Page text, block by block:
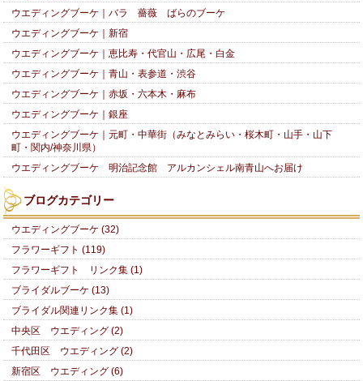
ウエディングブーケ｜バラ 薔薇 ばらのブーケ
ウエディングブーケ｜新宿
ウエディングブーケ｜恵比寿・代官山・広尾・白金
ウエディングブーケ｜青山・表参道・渋谷
ウエディングブーケ｜赤坂・六本木・麻布
ウエディングブーケ｜銀座
ウエディングブーケ｜元町・中華街（みなとみらい・桜木町・山手・山下
町・関内/神奈川県）
ウエディングブーケ 明治記念館 アルカンシェル南青山へお届け
ブログカテゴリー
ウエディングブーケ (32)
フラワーギフト (119)
フラワーギフト リンク集 (1)
ブライダルブーケ (13)
ブライダル関連リンク集 (1)
中央区 ウエディング (2)
千代田区 ウエディング (2)
新宿区 ウエディング (6)